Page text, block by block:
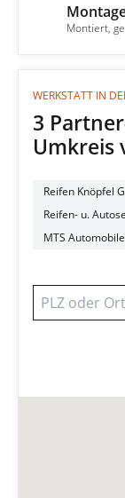
Montiert,
WERKSTATT IN
3
Umkreis
Reifen Knöpfel
Reifen- u.
MTS